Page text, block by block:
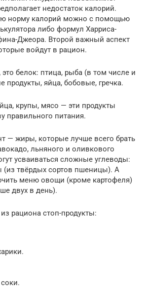
недостаток калорий.
норму калорий можно с помощью
либо формул Харриса-
Джеора. Второй важный аспект
войдут в рацион.
белок: птица, рыба (в том числе и
продукты, яйца, бобовые, гречка.
крупы, мясо — эти продукты
правильного питания.
— жиры, которые лучше всего брать
льняного и оливкового
усваиваться сложные углеводы:
(из твёрдых сортов пшеницы). А
меню овощи (кроме картофеля)
двух в день).
рациона стоп-продукты: